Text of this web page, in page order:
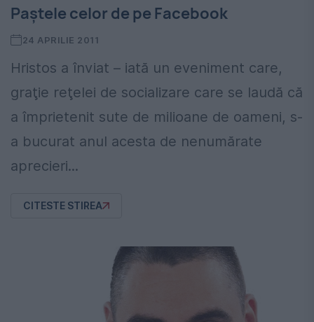
Paştele celor de pe Facebook
24 APRILIE 2011
Hristos a înviat – iată un eveniment care,
graţie reţelei de socializare care se laudă că
a împrietenit sute de milioane de oameni, s-
a bucurat anul acesta de nenumărate
aprecieri...
CITESTE STIREA